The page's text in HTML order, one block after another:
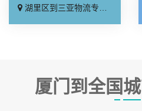
湖里区到三亚物流专线_价位合理「资质齐全」
厦门到全国